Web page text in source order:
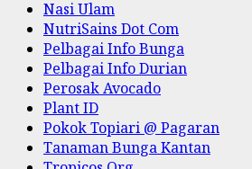
Nasi Ulam
NutriSains Dot Com
Pelbagai Info Bunga
Pelbagai Info Durian
Perosak Avocado
Plant ID
Pokok Topiari @ Pagaran
Tanaman Bunga Kantan